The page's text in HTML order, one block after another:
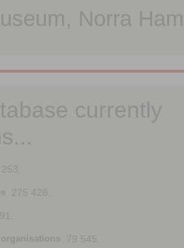
Norra
currently
275 428.
79 545.